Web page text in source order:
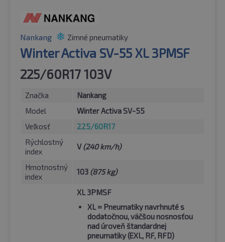
Nankang Zimné pneumatiky
Winter Activa SV-55 XL 3PMSF
225/60R17 103V
Značka
Nankang
Model
Winter Activa SV-55
Veľkosť
225/60R17
Rýchlostný
index
V(240 km/h)
Hmotnostný
index
103 (875 kg)
XL 3PMSF
XL = Pneumatiky navrhnuté s
dodatočnou, väčšou nosnosťou
nad úroveň štandardnej
pneumatiky (EXL, RF, RFD)